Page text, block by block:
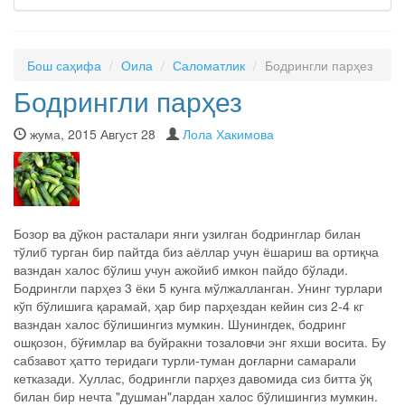
Бош саҳифа Оила Саломатлик Бодрингли парҳез
Бодрингли парҳез
жума, 2015 Август 28 Лола Хакимова
Бозор ва дўкон расталари янги узилган бодринглар билан
тўлиб турган бир пайтда биз аёллар учун ёшариш ва ортиқча
вазндан халос бўлиш учун ажойиб имкон пайдо бўлади.
Бодрингли парҳез 3 ёки 5 кунга мўлжалланган. Унинг турлари
кўп бўлишига қарамай, ҳар бир парҳездан кейин сиз 2-4 кг
вазндан халос бўлишингиз мумкин. Шунингдек, бодринг
ошқозон, бўғимлар ва буйракни тозаловчи энг яхши восита. Бу
сабзавот ҳатто теридаги турли-туман доғларни самарали
кетказади. Хуллас, бодрингли парҳез давомида сиз битта ўқ
билан бир нечта "душман"лардан халос бўлишингиз мумкин.